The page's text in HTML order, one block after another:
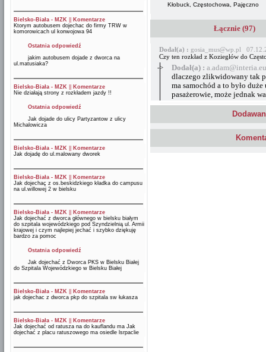
Bielsko-Biała - MZK
Komentarze
Ktorym autobusem dojechac do firmy TRW w
komorowicach ul konwojowa 94
Ostatnia odpowiedź
jakim autobusem dojade z dworca na
ul.matusiaka?
Bielsko-Biała - MZK
Komentarze
Nie działają strony z rozkładem jazdy !!
Ostatnia odpowiedź
Jak dojade do ulicy Partyzantow z ulicy
Michalowicza
Bielsko-Biała - MZK
Komentarze
Jak dojadę do ul.malowany dworek
Bielsko-Biała - MZK
Komentarze
Jak dojechaç z os.beskidzkiego kładka do campusu
na ul.willowej 2 w bielsku
Bielsko-Biała - MZK
Komentarze
Jak dojechać z dworca głównego w bielsku białym
do szpitala wojewódzkiego pod Szyndzielnią ul. Armii
krajowej i czym najlepiej jechać i szybko dziękuję
bardzo za pomoc
Ostatnia odpowiedź
Jak dojechać z Dworca PKS w Bielsku Białej
do Szpitala Wojewódzkiego w Bielsku Białej
Bielsko-Biała - MZK
Komentarze
jak dojechac z dworca pkp do szpitala sw łukasza
Bielsko-Biała - MZK
Komentarze
Jak dojechać od ratusza na do kauflandu ma Jak
dojechać z placu ratuszowego ma osiedle lsrpaclie
Kłobuck, Częstochowa, Pajęczno
Łącznie (97)
Dodał(a) : gosia_mus@wp.pl
Czy ten rozkład z Koziegłów do
->
Dodał(a) :
dlaczego zlikwidowany tak
ma samochód a to było
pasażerowie, może jednak